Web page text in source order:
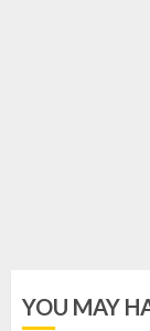
YOU MAY